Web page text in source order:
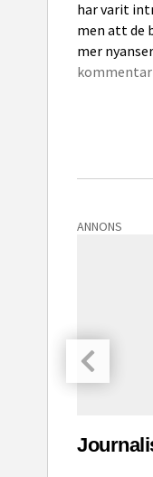
har varit
men att de
mer
kommentar
ANNONS